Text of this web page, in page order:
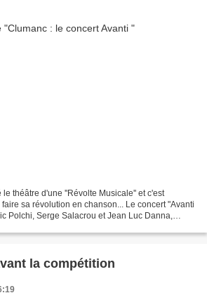
théâtre d'une ''Révolte Musicale'' et c'est
sa révolution en chanson... Le concert "Avanti
Polchi, Serge Salacrou et Jean Luc Danna,
la compétition